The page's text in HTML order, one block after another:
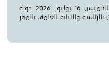
نظم المعهد العالي للقضاء يوم الخميس 16 يوليوز 2026 دورة
والنيابة العامة، بالمقر